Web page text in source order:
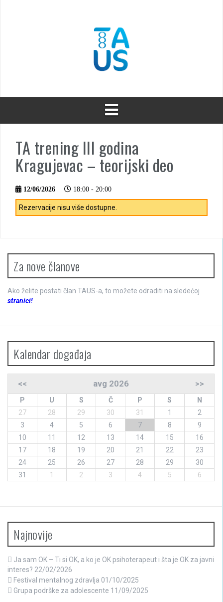
TA trening III godina
Kragujevac – teorijski deo
12/06/2026 18:00 - 20:00
Rezervacije nisu više dostupne.
Za nove članove
Ako želite postati član TAUS-a, to možete odraditi na sledećoj
stranici!
Kalendar događaja
<< avg 2026 >>
P U S Č P S
N
27
28 29 30 31 1
2
3
4 5 6 7 8
9
10
11 12 13 14 15
16
17
18 19 20 21 22
23
24
25 26 27 28 29
30
31
1 2 3 4 5 6
Najnovije
Ja sam OK – Ti si OK, a ko je OK psihoterapeut i šta je OK za javni
interes? 22/02/2026
Festival mentalnog zdravlja 01/10/2025
Grupa podrške za adolescente 11/09/2025